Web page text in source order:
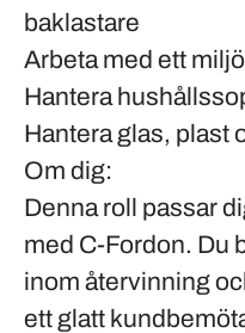
baklastare
Arbeta med ett
Hantera
Hantera glas, plast
Om dig:
Denna roll passar
med C-Fordon. Du
inom återvinning
ett glatt